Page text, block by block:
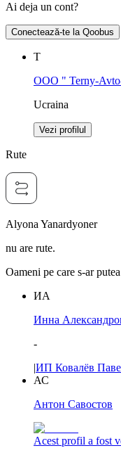
Ai deja un cont?
Conectează-te la Qoobus
Т
OOO " Terny-
Ucraina
Vezi profilul
Rute
Alyona Yanardyoner
nu are rute.
Oameni pe care s-ar
ИА
Инна
-
|ИП Ковалёв
АС
Антон Савостов
Acest profil a fost